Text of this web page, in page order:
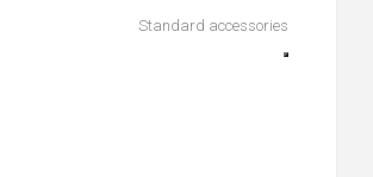
Standard accessories